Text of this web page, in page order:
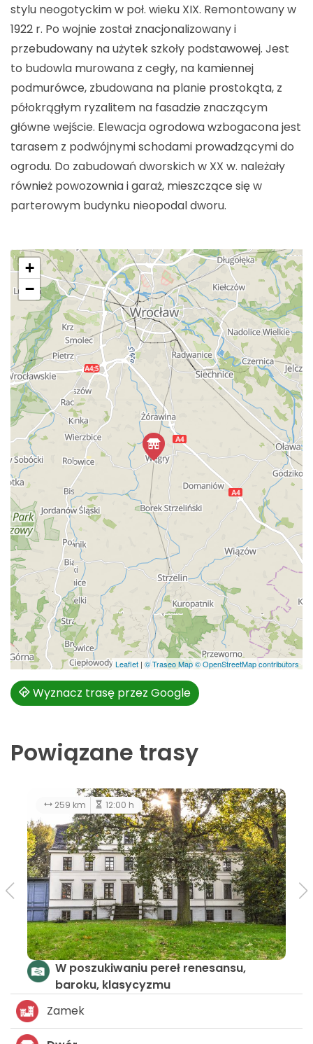
stylu neogotyckim w poł. wieku XIX. Remontowany w
1922 r. Po wojnie został znacjonalizowany i
przebudowany na użytek szkoły podstawowej. Jest
to budowla murowana z cegły, na kamiennej
podmurówce, zbudowana na planie prostokąta, z
półokrągłym ryzalitem na fasadzie znaczącym
główne wejście. Elewacja ogrodowa wzbogacona jest
tarasem z podwójnymi schodami prowadzącymi do
ogrodu. Do zabudowań dworskich w XX w. należały
również powozownia i garaż, mieszczące się w
parterowym budynku nieopodal dworu.
+
−
Leaflet | © Traseo Map© OpenStreetMap contributors
Wyznacz trasę przez Google
Powiązane trasy
259 km 12:00 h
W poszukiwaniu pereł renesansu,
baroku, klasycyzmu
Zamek